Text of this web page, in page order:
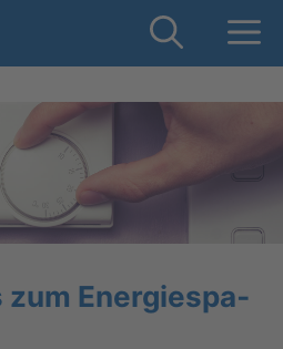
zum En­er­gie­spa­